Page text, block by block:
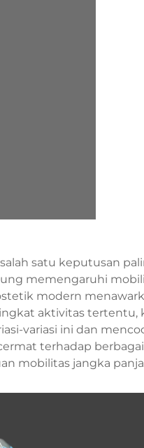
satu keputusan
memengaruhi
modern
aktivitas tertentu,
variasi ini dan
terhadap
mobilitas jangka